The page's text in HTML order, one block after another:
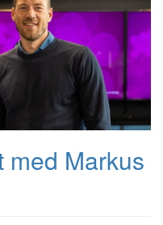
med Markus